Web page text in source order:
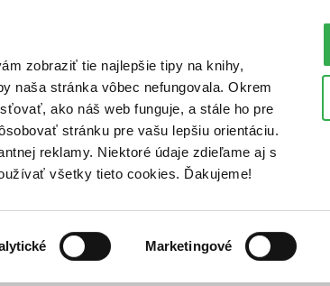
zobraziť tie najlepšie tipy na knihy,
naša stránka vôbec nefungovala. Okrem
ako náš web funguje, a stále ho pre
stránku pre vašu lepšiu orientáciu.
reklamy. Niektoré údaje zdieľame aj s
všetky tieto cookies. Ďakujeme!
Marketingové